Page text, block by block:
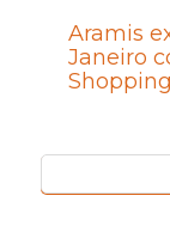
Aramis
Janeiro